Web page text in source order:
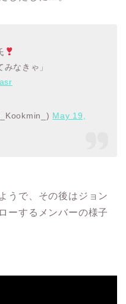
なきゃ」
May 19,
うで、その後はジョン
ーするメンバーの様子